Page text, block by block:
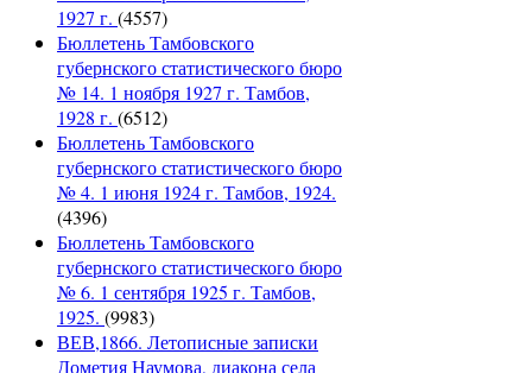
1927 г. (4557)
Бюллетень Тамбовского
губернского статистического бюро
№ 14. 1 ноября 1927 г. Тамбов,
1928 г. (6512)
Бюллетень Тамбовского
губернского статистического бюро
№ 4. 1 июня 1924 г. Тамбов, 1924.
(4396)
Бюллетень Тамбовского
губернского статистического бюро
№ 6. 1 сентября 1925 г. Тамбов,
1925. (9983)
ВЕВ,1866. Летописные записки
Дометия Наумова, диакона села